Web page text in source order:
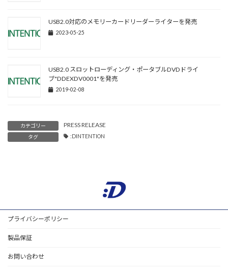
USB2.0対応のメモリーカードリーダーライターを発売
2023-05-25
USB2.0 スロットローディング・ポータブルDVDドライ
ブ"DDEXDV0001"を発売
2019-02-08
カテゴリー PRESS RELEASE
タグ :DINTENTION
プライバシーポリシー
製品保証
お問い合わせ